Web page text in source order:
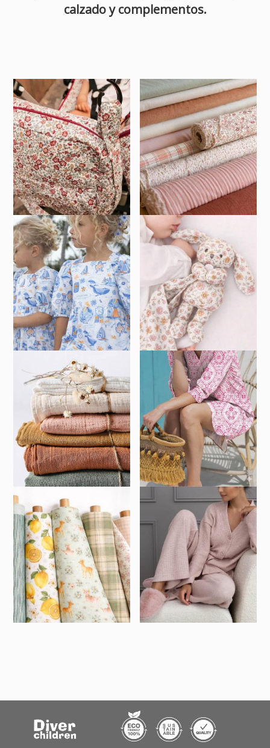
calzado y complementos.